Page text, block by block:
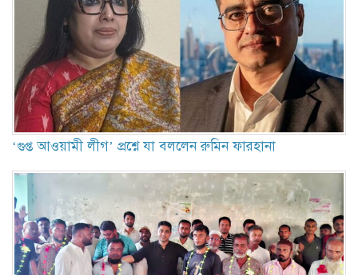
‘গুপ্ত আওয়ামী লীগ’ প্রশ্নে যা বললেন রুমিন ফারহানা